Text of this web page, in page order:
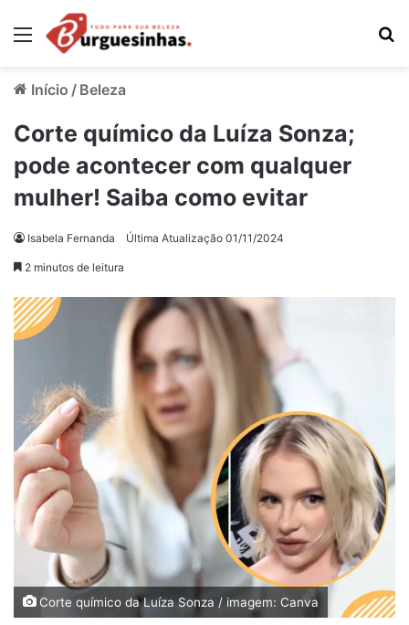
Menu
Início / Beleza
Corte químico da Luíza Sonza;
pode acontecer com qualquer
mulher! Saiba como evitar
Isabela Fernanda Última Atualização 01/11/2024
2 minutos de leitura
Corte químico da Luíza Sonza / imagem: Canva